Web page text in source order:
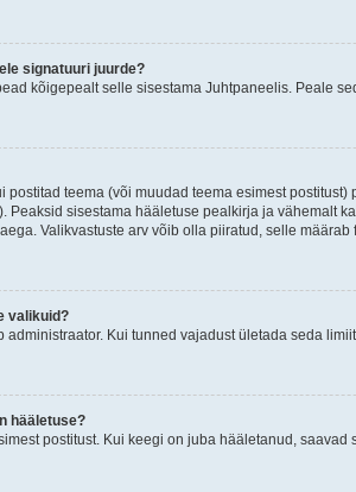
signatuuri juurde?
kõigepealt selle sisestama Juhtpaneelis. Peale
postitad teema (või muudad teema esimest postitust)
Peaksid sisestama hääletuse pealkirja ja vähemalt
Valikvastuste arv võib olla piiratud, selle määrab
valikuid?
Kui tunned vajadust ületada seda
hääletuse?
postitust. Kui keegi on juba hääletanud,